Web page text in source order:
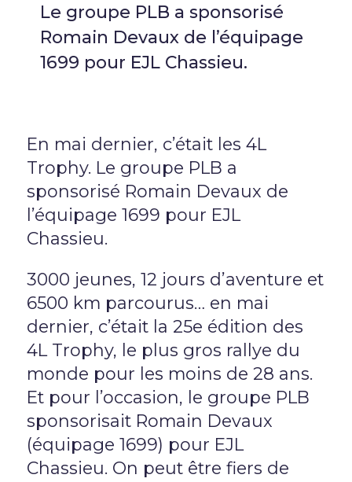
PLB GTX
PLB Sécurité
Actualités
Contact
Documentation
Le Mag technique
Le groupe PLB a sponsorisé
Romain Devaux de l’équipage
1699 pour EJL Chassieu.
En mai dernier, c’était les 4L
Trophy. Le groupe PLB a
sponsorisé Romain Devaux de
l’équipage 1699 pour EJL
Chassieu.
3000 jeunes, 12 jours d’aventure et
6500 km parcourus… en mai
dernier, c’était la 25e édition des
4L Trophy, le plus gros rallye du
monde pour les moins de 28 ans.
Et pour l’occasion, le groupe PLB
sponsorisait Romain Devaux
(équipage 1699) pour EJL
Chassieu. On peut être fiers de